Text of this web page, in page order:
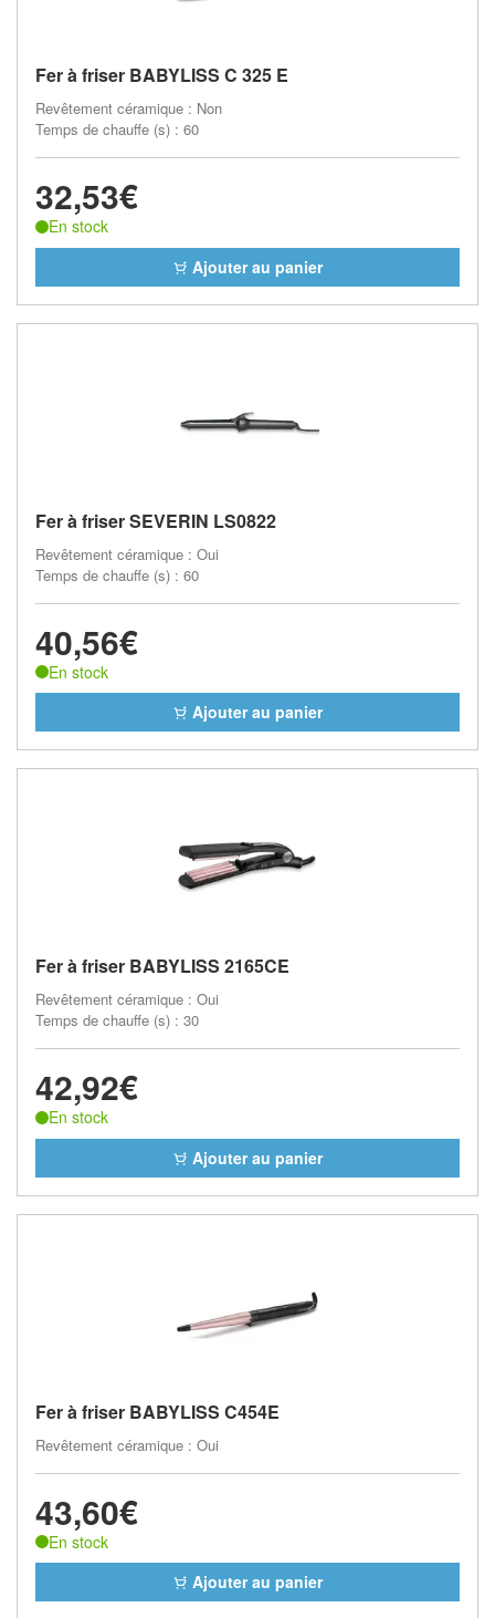
Fer à friser BABYLISS C 325 E
Revêtement céramique : Non
Temps de chauffe (s) : 60
32,53€
En stock
Ajouter au panier
Fer à friser SEVERIN LS0822
Revêtement céramique : Oui
Temps de chauffe (s) : 60
40,56€
En stock
Ajouter au panier
Fer à friser BABYLISS 2165CE
Revêtement céramique : Oui
Temps de chauffe (s) : 30
42,92€
En stock
Ajouter au panier
Fer à friser BABYLISS C454E
Revêtement céramique : Oui
43,60€
En stock
Ajouter au panier